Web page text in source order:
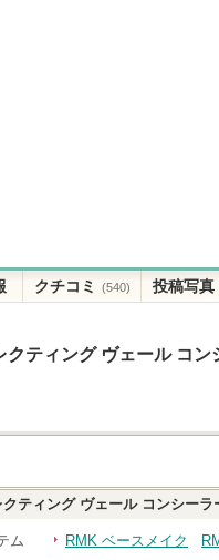
クチコミ (540) 投稿写真
クティング ヴェール コン
クティング ヴェール コンシーラ
ム RMK ベースメイク